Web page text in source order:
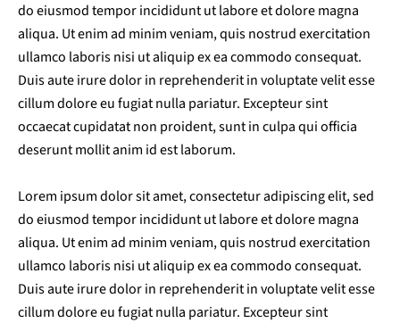
do eiusmod tempor incididunt ut labore et dolore magna
aliqua. Ut enim ad minim veniam, quis nostrud exercitation
ullamco laboris nisi ut aliquip ex ea commodo consequat.
Duis aute irure dolor in reprehenderit in voluptate velit esse
cillum dolore eu fugiat nulla pariatur. Excepteur sint
occaecat cupidatat non proident, sunt in culpa qui officia
deserunt mollit anim id est laborum.
Lorem ipsum dolor sit amet, consectetur adipiscing elit, sed
do eiusmod tempor incididunt ut labore et dolore magna
aliqua. Ut enim ad minim veniam, quis nostrud exercitation
ullamco laboris nisi ut aliquip ex ea commodo consequat.
Duis aute irure dolor in reprehenderit in voluptate velit esse
cillum dolore eu fugiat nulla pariatur. Excepteur sint